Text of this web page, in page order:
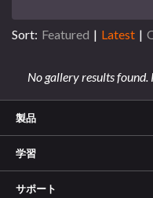
Sort: Featured | Latest |
No gallery results
製品
学習
サポート